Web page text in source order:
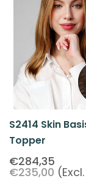
S2414 Skin
Topper
€284,35
€235,00